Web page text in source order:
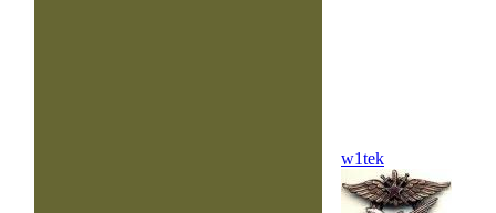
w1tek